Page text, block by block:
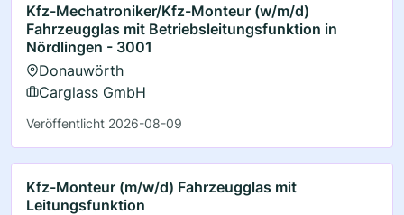
Kfz-Mechatroniker/Kfz-Monteur (w/m/d)
Fahrzeugglas mit Betriebsleitungsfunktion in
Nördlingen - 3001
Donauwörth
Carglass GmbH
Veröffentlicht 2026-08-09
Kfz-Monteur (m/w/d) Fahrzeugglas mit
Leitungsfunktion